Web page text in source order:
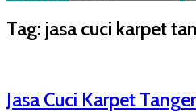
Tag: jasa cuci karpet
Jasa Cuci Karpet